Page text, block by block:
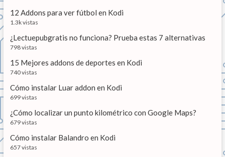
e
e
n
t
r
a
d
a
s
t
:
12 Addons para ver fútbol en Kodi
1.3k vistas
¿Lectuepubgratis no funciona? Prueba estas 7 alternativas
798 vistas
15 Mejores addons de deportes en Kodi
740 vistas
Cómo instalar Luar addon en Kodi
699 vistas
¿Cómo localizar un punto kilométrico con Google Maps?
679 vistas
Cómo instalar Balandro en Kodi
657 vistas